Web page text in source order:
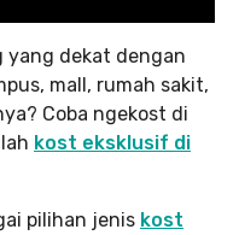
yang dekat dengan
mall, rumah sakit,
Coba ngekost di
kost eksklusif di
pilihan jenis kost